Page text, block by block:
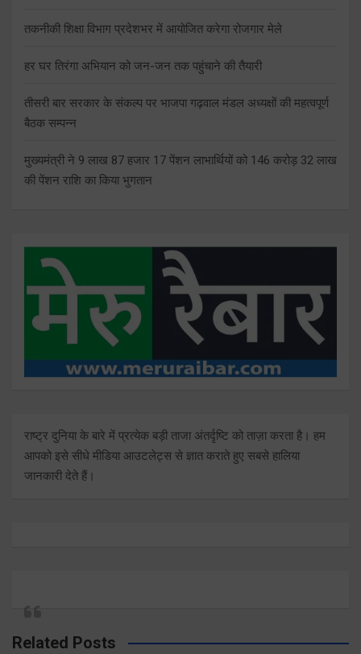
तकनीकी शिक्षा विभाग प्रदेशभर में आयोजित करेगा रोजगार मेले
हर घर तिरंगा अभियान को जन-जन तक पहुंचाने की तैयारी
तीसरी बार सरकार के संकल्प पर भाजपा गढ़वाल मंडल अध्यक्षों की महत्वपूर्ण
बैठक सम्पन्न
मुख्यमंत्री ने 9 लाख 87 हजार 17 पेंशन लाभार्थियों को 146 करोड़ 32 लाख
की पेंशन राशि का किया भुगतान
राष्ट्र दुनिया के बारे में प्रत्येक बड़ी ताजा अंतर्दृष्टि को ताज़ा करता है। हम
आपको इसे सीधे मीडिया आउटलेट्स से ज्ञात कराते हुए सबसे हालिया
जानकारी देते हैं।
Related Posts